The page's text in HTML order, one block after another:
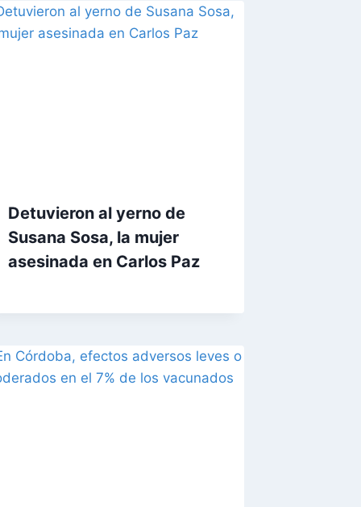
Detuvieron al yerno de
Susana Sosa, la mujer
asesinada en Carlos Paz